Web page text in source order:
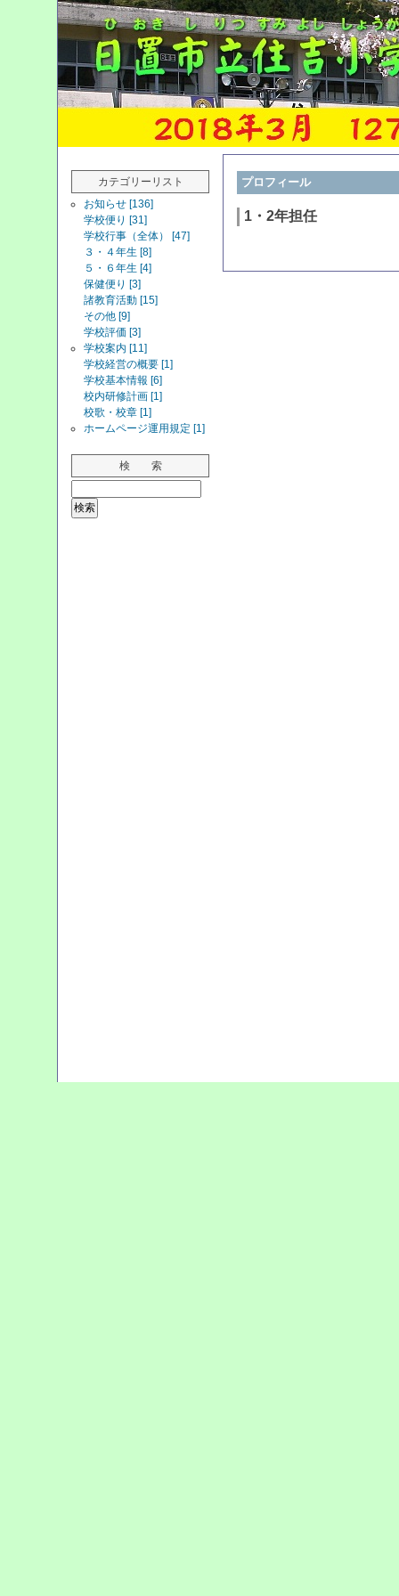
カテゴリーリスト
お知らせ [136]
学校便り [31]
学校行事（全体） [47]
３・４年生 [8]
５・６年生 [4]
保健便り [3]
諸教育活動 [15]
その他 [9]
学校評価 [3]
学校案内 [11]
学校経営の概要 [1]
学校基本情報 [6]
校内研修計画 [1]
校歌・校章 [1]
ホームページ運用規定 [1]
検 索
プロフィール
1・2年担任